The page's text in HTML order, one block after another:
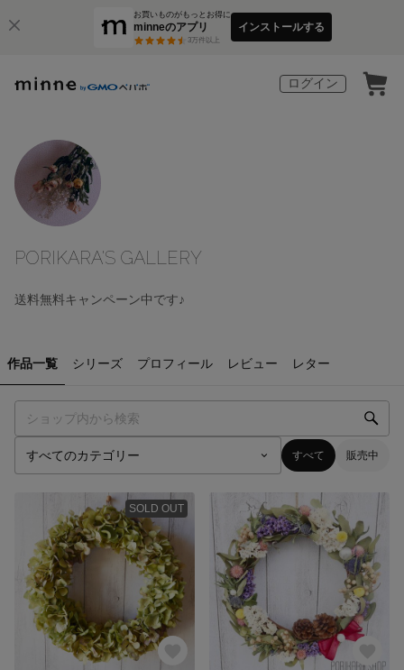
お買いものがもっとお得に
minneのアプリ
3万件以上
インストールする
ログイン
PORIKARA'S GALLERY
送料無料キャンペーン中です♪
作品一覧 シリーズ プロフィール レビュー レター
すべて 販売中
SOLD OUT